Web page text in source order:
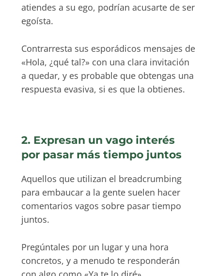
atiendes a su ego, podrían acusarte de ser
egoísta.
Contrarresta sus esporádicos mensajes de
«Hola, ¿qué tal?» con una clara invitación
a quedar, y es probable que obtengas una
respuesta evasiva, si es que la obtienes.
2. Expresan un vago interés
por pasar más tiempo juntos
Aquellos que utilizan el breadcrumbing
para embaucar a la gente suelen hacer
comentarios vagos sobre pasar tiempo
juntos.
Pregúntales por un lugar y una hora
concretos, y a menudo te responderán